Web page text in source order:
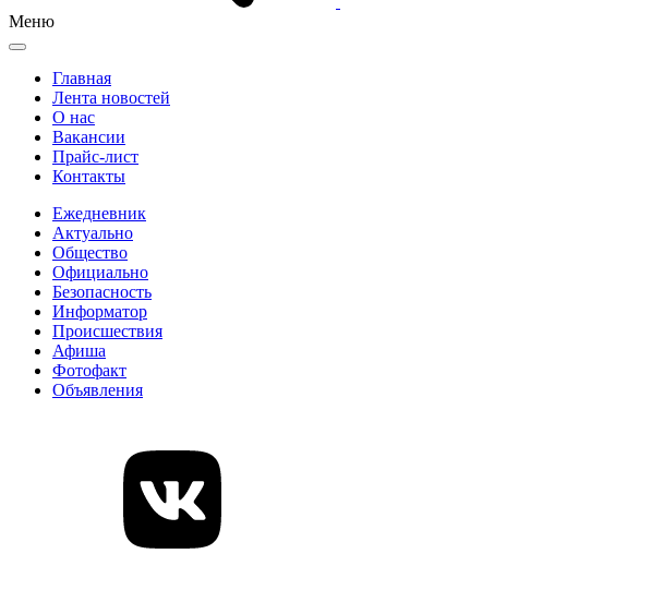
Меню
Главная
Лента новостей
О нас
Вакансии
Прайс-лист
Контакты
Ежедневник
Актуально
Общество
Официально
Безопасность
Информатор
Происшествия
Афиша
Фотофакт
Объявления